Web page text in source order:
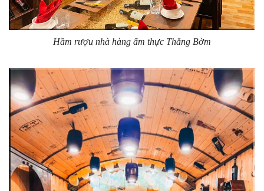
Hầm rượu nhà hàng ẩm thực Thằng Bờm